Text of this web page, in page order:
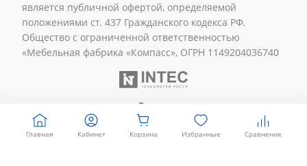
является публичной офертой, определяемой
положениями ст. 437 Гражданского кодекса РФ.
Общество с ограниченной ответственностью
«Мебельная фабрика «Компасс», ОГРН 1149204036740
Главная Кабинет Корзина Избранные Сравнение